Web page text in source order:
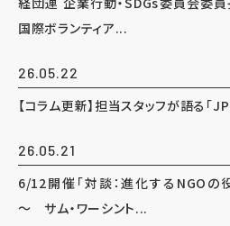
国際ボランティア...
26.05.22
【コラム更新】担当スタッフが語る
26.05.21
6/12開催「対談：進化するNGO
～ サム・ワーシント...